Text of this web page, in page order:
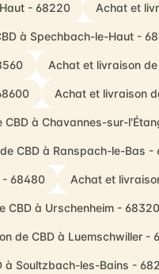
- 68220 Achat et
à Spechbach-le-Haut -
Achat et livraison
Achat et livraison
à Chavannes-sur-
CBD à Ranspach-le-Bas -
- 68480 Achat et
CBD à Urschenheim - 68320
de CBD à Luemschwiller -
à Soultzbach-les-Bains -